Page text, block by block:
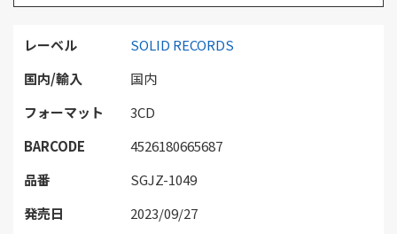
レーベル
SOLID RECORDS
国内/輸入
国内
フォーマット
3CD
BARCODE
4526180665687
品番
SGJZ-1049
発売日
2023/09/27